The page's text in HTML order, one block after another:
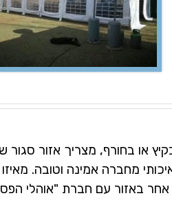
או בחורף, מצריך אזור
מחברה אמינה וטובה.
באזור עם חברת "אוהלי